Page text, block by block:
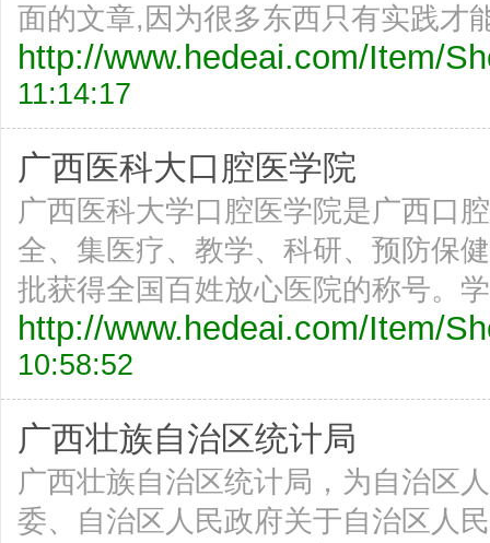
面的文章,因为很多东西只有实践才
http://www.hedeai.com/Item/
11:14:17
广西医科大口腔医学院
广西医科大学口腔医学院是广西口
全、集医疗、教学、科研、预防保
批获得全国百姓放心医院的称号。
http://www.hedeai.com/Item/
10:58:52
广西壮族自治区统计局
广西壮族自治区统计局，为自治区
委、自治区人民政府关于自治区人